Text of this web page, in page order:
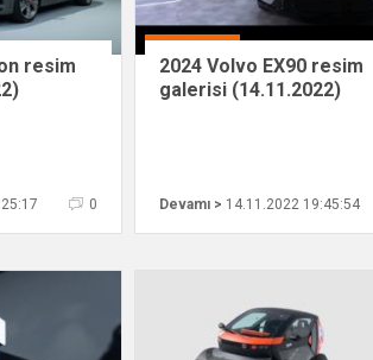
resim
0
2024 Volvo EX90 resim
galerisi (14.11.2022)
Devamı > 14.11.2022 19:45:54